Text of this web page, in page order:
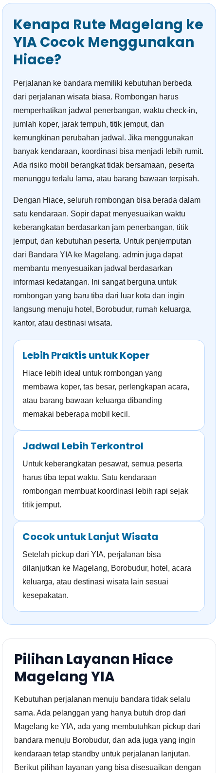
Kenapa Rute Magelang ke
YIA Cocok Menggunakan
Hiace?
Perjalanan ke bandara memiliki kebutuhan berbeda
dari perjalanan wisata biasa. Rombongan harus
memperhatikan jadwal penerbangan, waktu check-in,
jumlah koper, jarak tempuh, titik jemput, dan
kemungkinan perubahan jadwal. Jika menggunakan
banyak kendaraan, koordinasi bisa menjadi lebih rumit.
Ada risiko mobil berangkat tidak bersamaan, peserta
menunggu terlalu lama, atau barang bawaan terpisah.
Dengan Hiace, seluruh rombongan bisa berada dalam
satu kendaraan. Sopir dapat menyesuaikan waktu
keberangkatan berdasarkan jam penerbangan, titik
jemput, dan kebutuhan peserta. Untuk penjemputan
dari Bandara YIA ke Magelang, admin juga dapat
membantu menyesuaikan jadwal berdasarkan
informasi kedatangan. Ini sangat berguna untuk
rombongan yang baru tiba dari luar kota dan ingin
langsung menuju hotel, Borobudur, rumah keluarga,
kantor, atau destinasi wisata.
Lebih Praktis untuk Koper
Hiace lebih ideal untuk rombongan yang
membawa koper, tas besar, perlengkapan acara,
atau barang bawaan keluarga dibanding
memakai beberapa mobil kecil.
Jadwal Lebih Terkontrol
Untuk keberangkatan pesawat, semua peserta
harus tiba tepat waktu. Satu kendaraan
rombongan membuat koordinasi lebih rapi sejak
titik jemput.
Cocok untuk Lanjut Wisata
Setelah pickup dari YIA, perjalanan bisa
dilanjutkan ke Magelang, Borobudur, hotel, acara
keluarga, atau destinasi wisata lain sesuai
kesepakatan.
Pilihan Layanan Hiace
Magelang YIA
Kebutuhan perjalanan menuju bandara tidak selalu
sama. Ada pelanggan yang hanya butuh drop dari
Magelang ke YIA, ada yang membutuhkan pickup dari
bandara menuju Borobudur, dan ada juga yang ingin
kendaraan tetap standby untuk perjalanan lanjutan.
Berikut pilihan layanan yang bisa disesuaikan dengan